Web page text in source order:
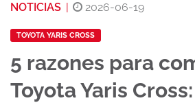
NOTICIAS | 2026-06-19
TOYOTA YARIS CROSS
5 razones para
Toyota Yaris